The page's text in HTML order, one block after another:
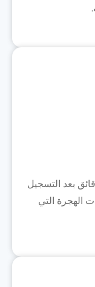
بعد التسجيل
الهجرة التي